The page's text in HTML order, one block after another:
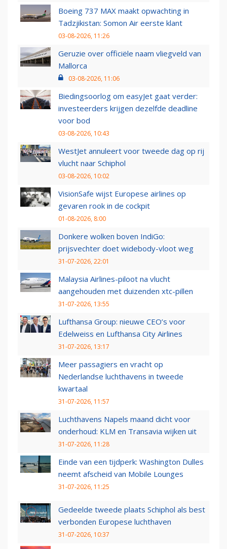
Boeing 737 MAX maakt opwachting in
Tadzjikistan: Somon Air eerste klant
03-08-2026, 11:26
Geruzie over officiële naam vliegveld van
Mallorca
03-08-2026, 11:06
Biedingsoorlog om easyJet gaat verder:
investeerders krijgen dezelfde deadline
voor bod
03-08-2026, 10:43
WestJet annuleert voor tweede dag op rij
vlucht naar Schiphol
03-08-2026, 10:02
VisionSafe wijst Europese airlines op
gevaren rook in de cockpit
01-08-2026, 8:00
Donkere wolken boven IndiGo:
prijsvechter doet widebody-vloot weg
31-07-2026, 22:01
Malaysia Airlines-piloot na vlucht
aangehouden met duizenden xtc-pillen
31-07-2026, 13:55
Lufthansa Group: nieuwe CEO’s voor
Edelweiss en Lufthansa City Airlines
31-07-2026, 13:17
Meer passagiers en vracht op
Nederlandse luchthavens in tweede
kwartaal
31-07-2026, 11:57
Luchthavens Napels maand dicht voor
onderhoud: KLM en Transavia wijken uit
31-07-2026, 11:28
Einde van een tijdperk: Washington Dulles
neemt afscheid van Mobile Lounges
31-07-2026, 11:25
Gedeelde tweede plaats Schiphol als best
verbonden Europese luchthaven
31-07-2026, 10:37